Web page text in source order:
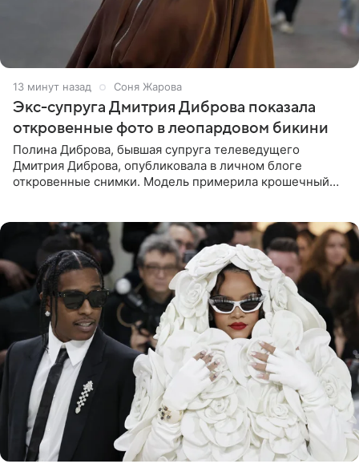
13 минут назад Соня Жарова
Экс-супруга Дмитрия Диброва показала
откровенные фото в леопардовом бикини
Полина Диброва, бывшая супруга телеведущего
Дмитрия Диброва, опубликовала в личном блоге
откровенные снимки. Модель примерила крошечный